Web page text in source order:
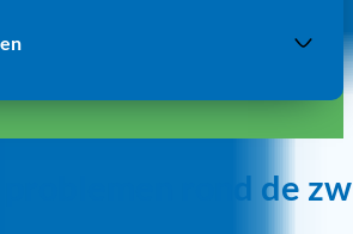
problemen rond de